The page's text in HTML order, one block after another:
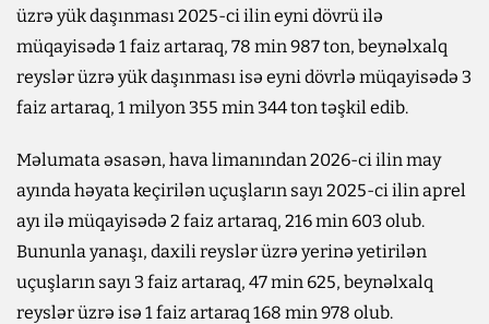
üzrə yük daşınması 2025-ci ilin eyni dövrü ilə
müqayisədə 1 faiz artaraq, 78 min 987 ton, beynəlxalq
reyslər üzrə yük daşınması isə eyni dövrlə müqayisədə 3
faiz artaraq, 1 milyon 355 min 344 ton təşkil edib.
Məlumata əsasən, hava limanından 2026-ci ilin may
ayında həyata keçirilən uçuşların sayı 2025-ci ilin aprel
ayı ilə müqayisədə 2 faiz artaraq, 216 min 603 olub.
Bununla yanaşı, daxili reyslər üzrə yerinə yetirilən
uçuşların sayı 3 faiz artaraq, 47 min 625, beynəlxalq
reyslər üzrə isə 1 faiz artaraq 168 min 978 olub.